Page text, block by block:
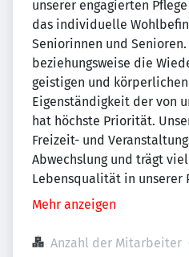
unserer engagierten
das individuelle
Seniorinnen und
beziehungsweise die
geistigen und
Eigenständigkeit der von
hat höchste Priorität.
Freizeit- und
Abwechslung und trägt
Lebensqualität in unserer
Mehr anzeigen
Anzahl der Mitarbeiter